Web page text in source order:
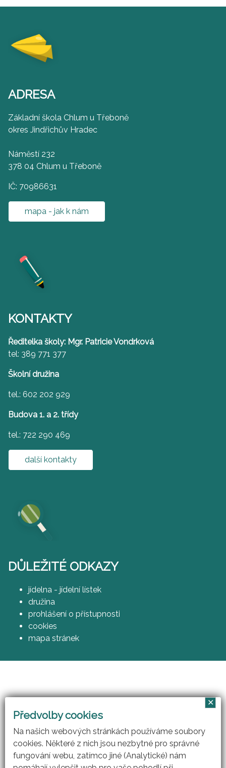
ADRESA
Základní škola Chlum u Třeboně
okres Jindřichův Hradec
Náměstí 232
378 04 Chlum u Třeboně
IČ: 70986631
mapa - jak k nám
KONTAKTY
Ředitelka školy: Mgr. Patricie Vondrková
tel: 389 771 377
Školní družina
tel.: 602 202 929
Budova 1. a 2. třídy
tel.: 722 290 469
další kontakty
DŮLEŽITÉ ODKAZY
jídelna - jídelní lístek
družina
prohlášení o přístupnosti
cookies
mapa stránek
(CZ.1.07/1.3.00/51.0007)
Předvolby cookies
Na našich webových stránkách používáme soubory
cookies. Některé z nich jsou nezbytné pro správné
fungování webu, zatímco jiné (Analytické) nám
✕